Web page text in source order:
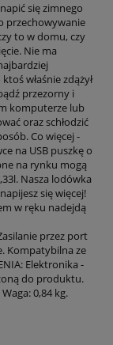
się zimnego
przechowywanie
to w domu, czy
Nie ma
właśnie zdążył
przezorny i
komputerze lub
oraz schłodzić
Co więcej -
na USB puszkę o
na rynku mogą
Nasza lodówka
się więcej!
w ręku nadejdą
przez port
Kompatybilna ze
Elektronika -
do produktu.
0,84 kg.